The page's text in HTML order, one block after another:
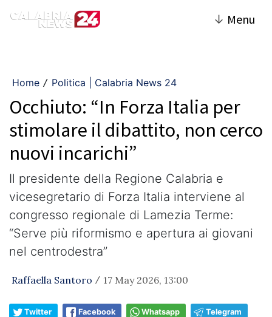
↓ Menu
Home / Politica | Calabria News 24
Occhiuto: “In Forza Italia per
stimolare il dibattito, non cerco
nuovi incarichi”
Il presidente della Regione Calabria e
vicesegretario di Forza Italia interviene al
congresso regionale di Lamezia Terme:
“Serve più riformismo e apertura ai giovani
nel centrodestra”
Raffaella Santoro / 17 May 2026, 13:00
Twitter Facebook Whatsapp Telegram